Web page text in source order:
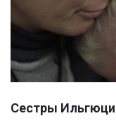
Сестры